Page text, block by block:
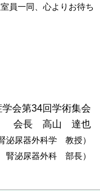
員一同、心よりお待ち
学会第34回学術集会
会長 高山 達也
泌尿器外科学 教授）
腎泌尿器外科 部長）